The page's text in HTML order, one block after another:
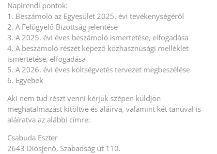
Napirendi pontok:
1. Beszámoló az Egyesület 2025. évi tevékenységéről
2. A Felügyelő Bizottság jelentése
3. A 2025. évi éves beszámoló ismertetése, elfogadása
4. A beszámoló részét képező közhasznúsági melléklet
ismertetése, elfogadása
5. A 2026. évi éves költségvetés tervezet megbeszélése
6. Egyebek
Aki nem tud részt venni kérjük szépen küldjön
meghatalmazást kitöltve és aláírva, valamint két tanúval is
aláíratva az alábbi címre:
Csabuda Eszter
2643 Diósjenő, Szabadság út 110.